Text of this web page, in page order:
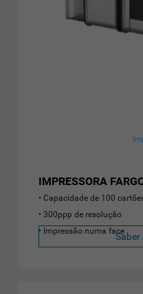
IMPRESSORA
Capacidade de 100
300ppp de resolução
Impressão numa face
Saber